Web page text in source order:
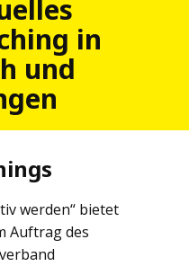
in
und
werden“ bietet
Auftrag des